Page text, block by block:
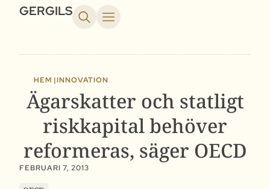
GERGILS
HEM |INNOVATION
Ägarskatter och statligt
riskkapital behöver
reformeras, säger OECD
FEBRUARI 7, 2013